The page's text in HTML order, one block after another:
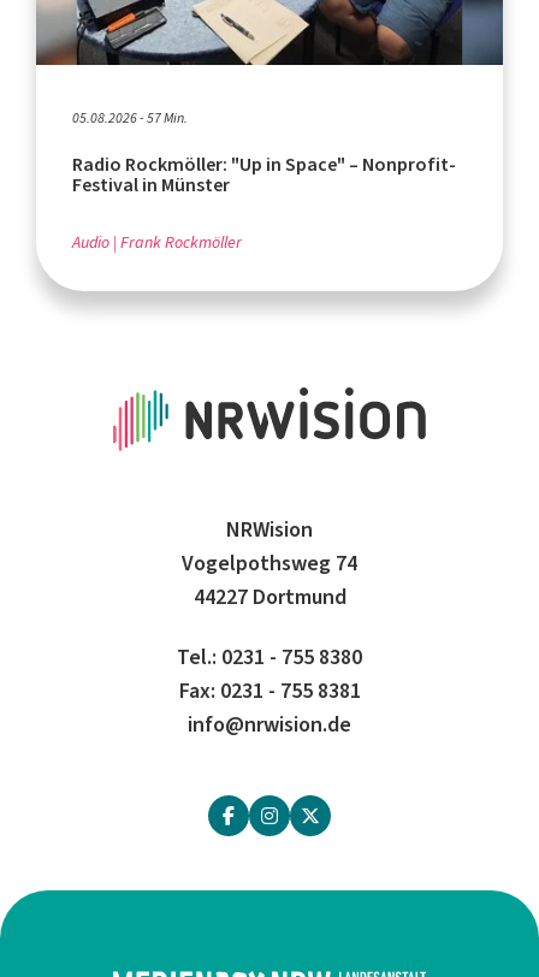
05.08.2026 - 57 Min.
Radio Rockmöller: "Up in Space" – Nonprofit-
Festival in Münster
Audio Frank Rockmöller
NRWision
Vogelpothsweg 74
44227 Dortmund
Tel.: 0231 - 755 8380
Fax: 0231 - 755 8381
info@nrwision.de